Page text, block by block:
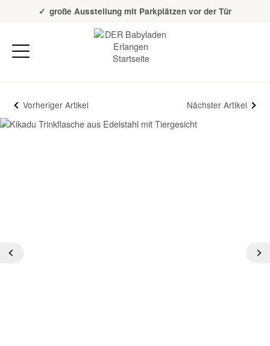
Über 20 Jahre Erfahrung
große Ausstellung mit Parkplätzen vor der Tür
Vorheriger Artikel Nächster Artikel